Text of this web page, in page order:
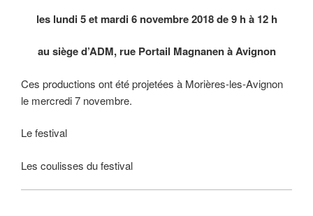
les lundi 5 et mardi 6 novembre 2018 de 9 h à 12 h
au siège d’ADM, rue Portail Magnanen à Avignon
Ces productions ont été projetées à Morières-les-Avignon
le mercredi 7 novembre.
Le festival
Les coulisses du festival